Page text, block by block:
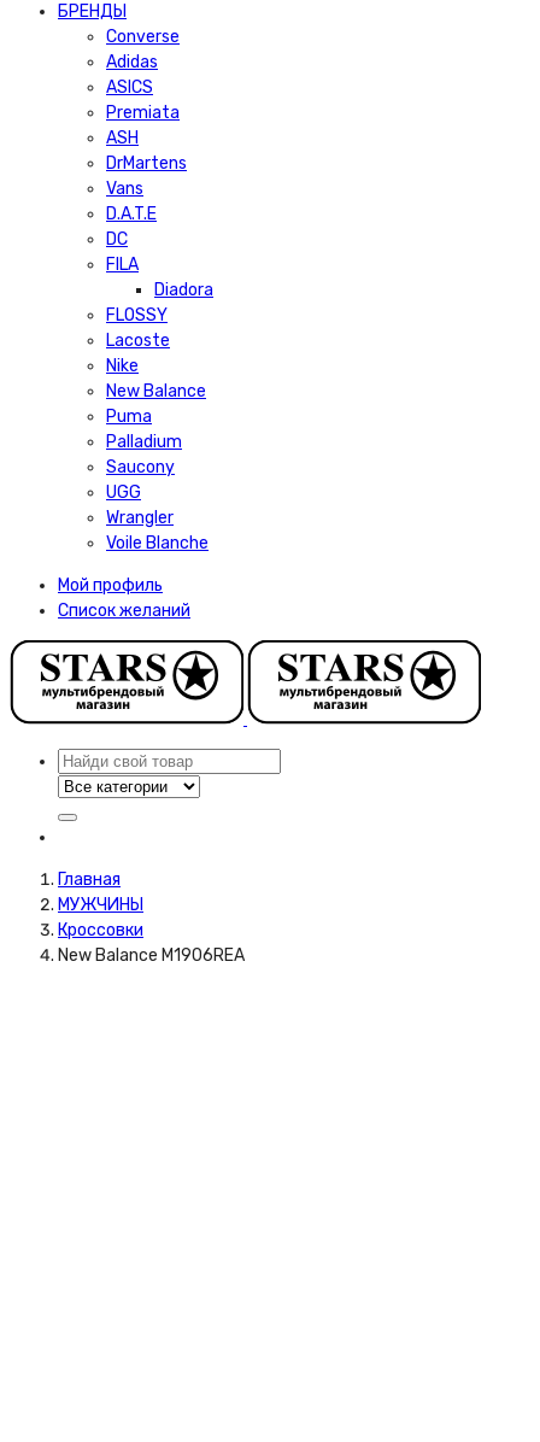
БРЕНДЫ
Converse
Adidas
ASICS
Premiata
ASH
DrMartens
Vans
D.A.T.E
DC
FILA
Diadora
FLOSSY
Lacoste
Nike
New Balance
Puma
Palladium
Saucony
UGG
Wrangler
Voile Blanche
Мой профиль
Список желаний
Главная
МУЖЧИНЫ
Кроссовки
New Balance M1906REA